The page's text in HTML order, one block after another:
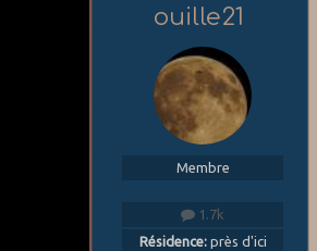
ouille21
Membre
1.7k
Résidence:près d'ici